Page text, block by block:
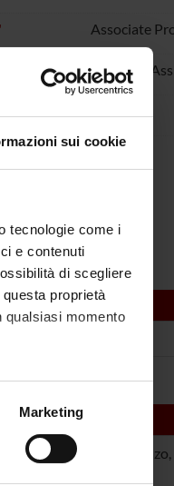
sui cookie
tecnologie come i
e contenuti
di scegliere
proprietà
qualsiasi momento
Marketing
Associate
Research
Tatyana; Costanzo,